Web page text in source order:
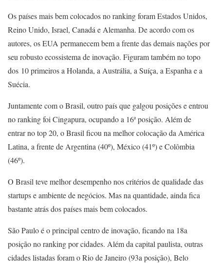
Os países mais bem colocados no ranking foram Estados Unidos,
Reino Unido, Israel, Canadá e Alemanha. De acordo com os
autores, os EUA permanecem bem a frente das demais nações por
seu robusto ecossistema de inovação. Figuram também no topo
dos 10 primeiros a Holanda, a Austrália, a Suíça, a Espanha e a
Suécia.
Juntamente com o Brasil, outro país que galgou posições e entrou
no ranking foi Cingapura, ocupando a 16ª posição. Além de
entrar no top 20, o Brasil ficou na melhor colocação da América
Latina, a frente de Argentina (40º), México (41º) e Colômbia
(46º).
O Brasil teve melhor desempenho nos critérios de qualidade das
startups e ambiente de negócios. Mas na quantidade, ainda fica
bastante atrás dos países mais bem colocados.
São Paulo é o principal centro de inovação, ficando na 18a
posição no ranking por cidades. Além da capital paulista, outras
cidades listadas foram o Rio de Janeiro (93a posição), Belo